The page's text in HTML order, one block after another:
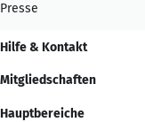
Presse
Hilfe & Kontakt
Mitgliedschaften
Hauptbereiche